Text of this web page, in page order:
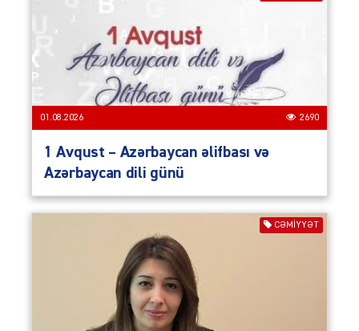
01.08.2026 2690
1 Avqust – Azərbaycan əlifbası və
Azərbaycan dili günü
CƏMIYYƏT